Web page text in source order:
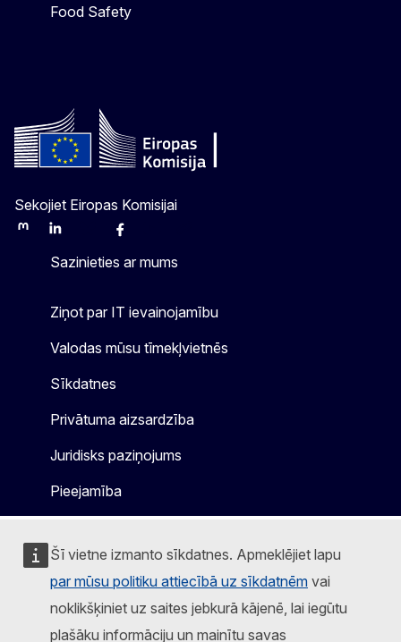
Šī vietne izmanto sīkdatnes. Apmeklējiet lapu
par mūsu politiku attiecībā uz sīkdatnēm vai
noklikšķiniet uz saites jebkurā kājenē, lai iegūtu
plašāku informāciju un mainītu savas
Food Safety
Sekojiet Eiropas Komisijai
MastodonLinkedInBlueskyFacebook
Sazinieties ar mums
Ziņot par IT ievainojamību
Valodas mūsu tīmekļvietnēs
Sīkdatnes
Privātuma aizsardzība
Juridisks paziņojums
Pieejamība